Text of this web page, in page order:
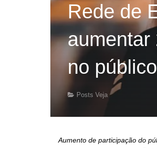
Rede de
aumentar
no
Posts Veja
Aumento de participação do